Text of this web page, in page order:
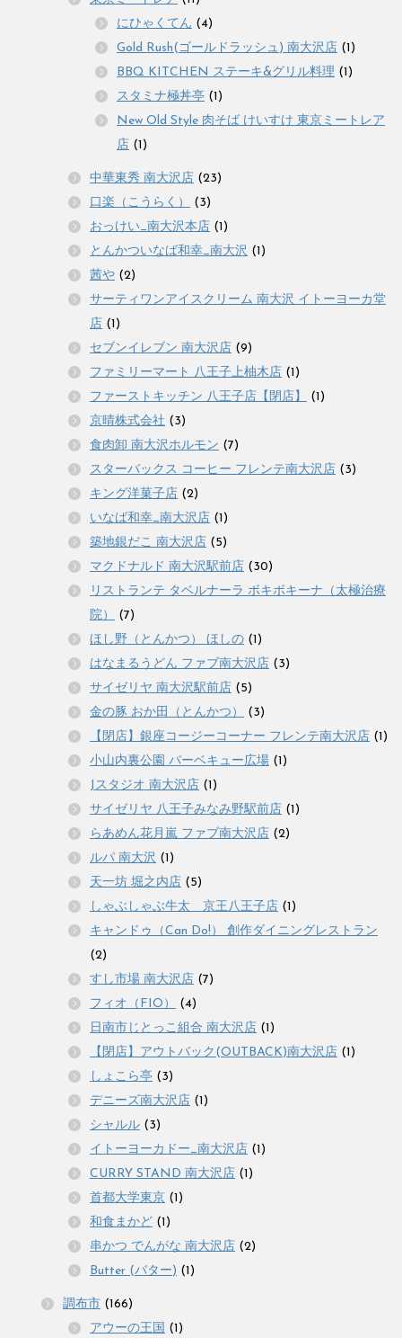
にひゃくてん (4)
Gold Rush(ゴールドラッシュ) 南大沢店 (1)
BBQ KITCHEN ステーキ&グリル料理 (1)
スタミナ極丼亭 (1)
New Old Style 肉そば けいすけ 東京ミートレア
店 (1)
中華東秀 南大沢店 (23)
口楽（こうらく）
(3)
おっけい_南大沢本店 (1)
とんかついなば和幸_南大沢 (1)
茜や (2)
サーティワンアイスクリーム 南大沢 イトーヨーカ堂
店 (1)
セブンイレブン 南大沢店 (9)
ファミリーマート 八王子上柚木店 (1)
ファーストキッチン 八王子店【閉店】
(1)
京晴株式会社 (3)
食肉卸 南大沢ホルモン (7)
スターバックス コーヒー フレンテ南大沢店 (3)
キング洋菓子店 (2)
いなば和幸_南大沢店 (1)
築地銀だこ 南大沢店 (5)
マクドナルド 南大沢駅前店 (30)
リストランテ タベルナーラ ボキボキーナ（太極治療
院）
(7)
ほし野（とんかつ） ほしの (1)
はなまるうどん ファブ南大沢店 (3)
サイゼリヤ 南大沢駅前店 (5)
金の豚 おか田（とんかつ）
(3)
【閉店】銀座コージーコーナー フレンテ南大沢店 (1)
小山内裏公園 バーベキュー広場 (1)
Jスタジオ 南大沢店 (1)
サイゼリヤ 八王子みなみ野駅前店 (1)
らあめん花月嵐 ファブ南大沢店 (2)
ルパ 南大沢 (1)
天一坊 堀之内店 (5)
しゃぶしゃぶ牛太 京王八王子店 (1)
キャンドゥ（Can Do!） 創作ダイニングレストラン
(2)
すし市場 南大沢店 (7)
フィオ（FIO）
(4)
日南市じとっこ組合 南大沢店 (1)
【閉店】アウトバック(OUTBACK)南大沢店 (1)
しょこら亭 (3)
デニーズ南大沢店 (1)
シャルル (3)
イトーヨーカドー_南大沢店 (1)
CURRY STAND 南大沢店 (1)
首都大学東京 (1)
和食まかど (1)
串かつ でんがな 南大沢店 (2)
Butter (バター) (1)
調布市 (166)
アウーの王国 (1)